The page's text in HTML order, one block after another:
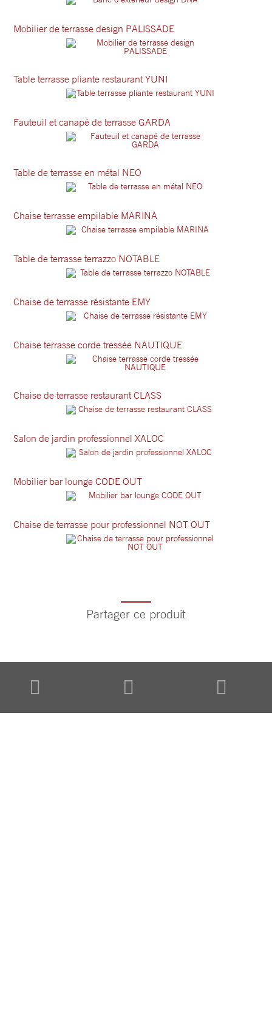
Mobilier de terrasse design PALISSADE
Table terrasse pliante restaurant YUNI
Fauteuil et canapé de terrasse GARDA
Table de terrasse en métal NEO
Chaise terrasse empilable MARINA
Table de terrasse terrazzo NOTABLE
Chaise de terrasse résistante EMY
Chaise terrasse corde tressée NAUTIQUE
Chaise de terrasse restaurant CLASS
Salon de jardin professionnel XALOC
Mobilier bar lounge CODE OUT
Chaise de terrasse pour professionnel NOT OUT
Partager ce produit